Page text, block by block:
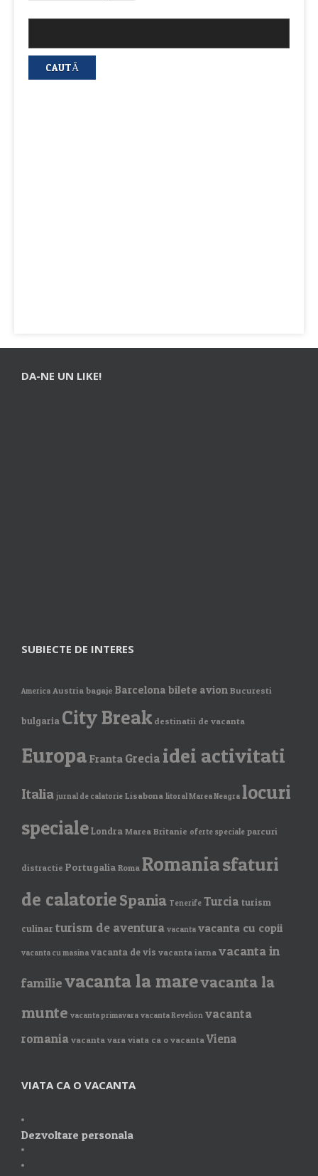
DA-NE UN LIKE!
SUBIECTE DE INTERES
America Austria bagaje Barcelona bilete avion Bucuresti
bulgaria City Break destinatii de vacanta
Europa Franta Grecia idei activitati
Italia jurnal de calatorie Lisabona litoral Marea Neagra locuri
specialeLondra Marea Britanie oferte speciale parcuri
distractie Portugalia Roma Romaniasfaturi
de calatorieSpania Tenerife Turcia turism
culinar turism de aventura vacanta vacanta cu copii
vacanta cu masina vacanta de vis vacanta iarna vacanta in
familievacanta la marevacanta la
munte vacanta primavara vacanta Revelion vacanta
romania vacanta vara viata ca o vacanta Viena
VIATA CA O VACANTA
Dezvoltare personala